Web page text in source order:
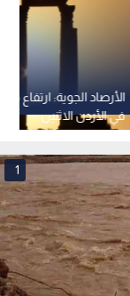
الأرصاد الجوية: ارتفاع
في الأردن الاثنين
1